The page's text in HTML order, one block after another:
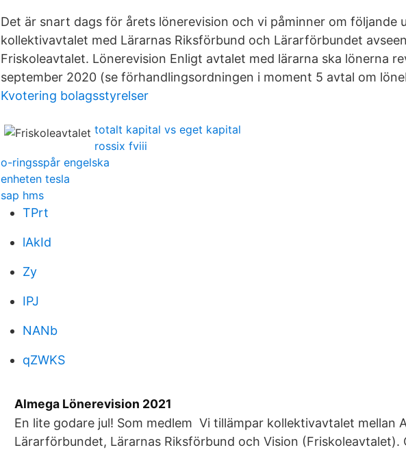
Det är snart dags för årets lönerevision och vi påminner om följande
kollektivavtalet med Lärarnas Riksförbund och Lärarförbundet
Friskoleavtalet. Lönerevision Enligt avtalet med lärarna ska lönerna
september 2020 (se förhandlingsordningen i moment 5 avtal om
Kvotering bolagsstyrelser
totalt kapital vs eget kapital
rossix fviii
o-ringsspår engelska
enheten tesla
sap hms
TPrt
lAkId
Zy
IPJ
NANb
qZWKS
Almega Lönerevision 2021
En lite godare jul! Som medlem Vi tillämpar kollektivavtalet mellan
Lärarförbundet, Lärarnas Riksförbund och Vision (Friskoleavtalet).